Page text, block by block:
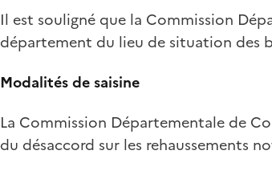
Il est souligné que la Commission
département du lieu de situation des
Modalités de saisine
La Commission Départementale de
du désaccord sur les rehaussements